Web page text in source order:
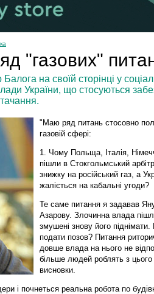
"газових"
Балога на своїй сторінці у
України, що стосуються
"Маю ряд питань стосовно
газовій сфері:
1. Чому Польща, Італія,
пішли в Стокгольмський
знижку на російський газ, а
жаліється на кабальні угоди?
Те саме питання я задавав
Азарову. Злочинна влада
змушені знову його
подати позов? Питання
довше влада на нього не
більше людей роблять з цього
висновки.
і почнеться реальна робота по